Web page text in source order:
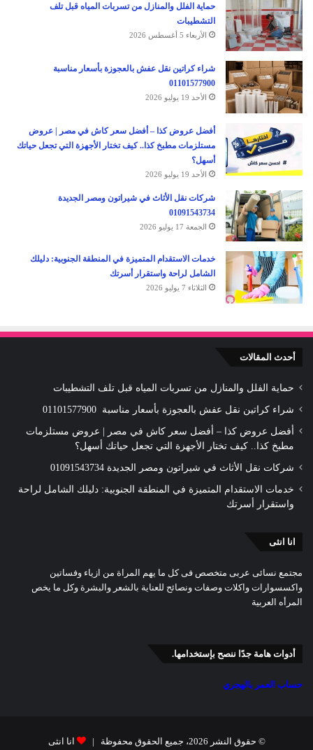
حماية الفلل والمنازل من تسربات المياه قبل تلف
التشطيبات
الأربعاء 5 أغسطس 2026
شراء كراتين نقل عفش بالعجوزة بأسعار مناسبة
01101577900
الأحد 19 يوليو 2026
أفضل عروض كذا – أفضل سعر كاش في مصر | عروض
مستلزمات مطبخ كذا.. كيف تختار الأجهزة التي تجعل حياتك
أسهل؟
الأحد 19 يوليو 2026
شركات نقل الأثاث في شيراتون ومصر الجديدة
01091543734
الجمعة 17 يوليو 2026
خدمات الاستقدام المتميزة في المنطقة الجنوبية: دليلك
الشامل لراحة واستقرار أسرتك
الثلاثاء 7 يوليو 2026
أحدث المقالات
حماية الفلل والمنازل من تسربات المياه قبل تلف التشطيبات
شراء كراتين نقل عفش بالعجوزة بأسعار مناسبة 01101577900
أفضل عروض كذا – أفضل سعر كاش في مصر | عروض مستلزمات
مطبخ كذا.. كيف تختار الأجهزة التي تجعل حياتك أسهل؟
شركات نقل الأثاث في شيراتون ومصر الجديدة 01091543734
خدمات الاستقدام المتميزة في المنطقة الجنوبية: دليلك الشامل لراحة
واستقرار أسرتك
انا انثى
مجتمع نسائى عربى متخصص فى كل ما يهم المراة من ازياء وفساتين
واكسسوارات واكلات وصفات ونصائح للعناية بالشعر والبشرة وكل ما يخص
المرأه العربية
أدوات هامة جدًا ننصح بإستخدامها.
حساب العمر بالهجري
© حقوق النشر 2026، جميع الحقوق محفوظة | انا انثى